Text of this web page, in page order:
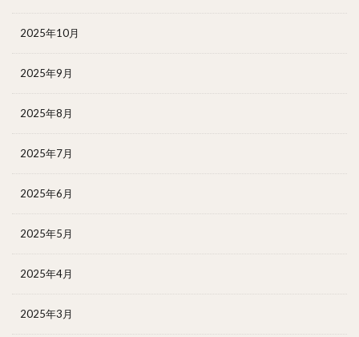
2025年10月
2025年9月
2025年8月
2025年7月
2025年6月
2025年5月
2025年4月
2025年3月